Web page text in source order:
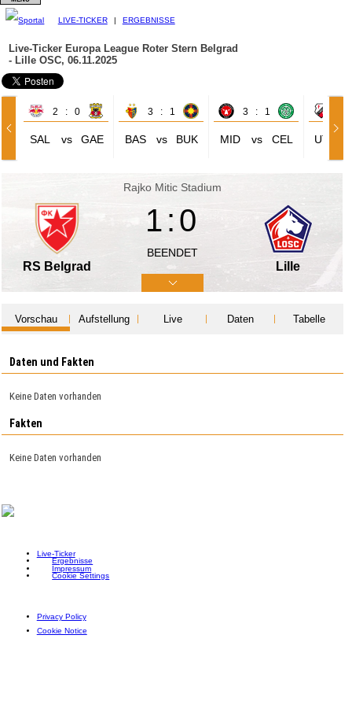
LIVE-TICKER | ERGEBNISSE
Live-Ticker Europa League Roter Stern Belgrad
- Lille OSC, 06.11.2025
2 : 0
SAL vs GAE
3 : 1
BAS vs BUK
3 : 1
MID vs CEL UTR
Rajko Mitic Stadium
RS Belgrad
1:0
BEENDET
Lille
Vorschau Aufstellung Live Daten Tabelle
Daten und Fakten
Keine Daten vorhanden
Fakten
Keine Daten vorhanden
Live-Ticker
Ergebnisse
Impressum
Cookie Settings
Privacy Policy
Cookie Notice